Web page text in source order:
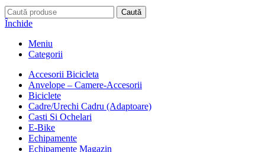
Caută
Închide
Meniu
Categorii
Accesorii Bicicleta
Anvelope – Camere-Accesorii
Biciclete
Cadre/Urechi Cadru (Adaptoare)
Casti Si Ochelari
E-Bike
Echipamente
Echipamente Magazin